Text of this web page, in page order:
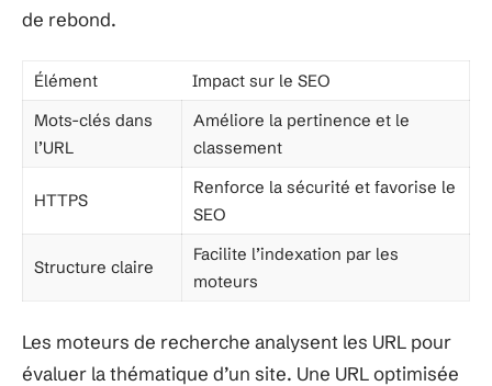
de rebond.
Élément
Impact sur le SEO
Mots-clés dans
l’URL
Améliore la pertinence et le
classement
HTTPS
Renforce la sécurité et favorise le
SEO
Structure claire
Facilite l’indexation par les
moteurs
Les moteurs de recherche analysent les URL pour
évaluer la thématique d’un site. Une URL optimisée